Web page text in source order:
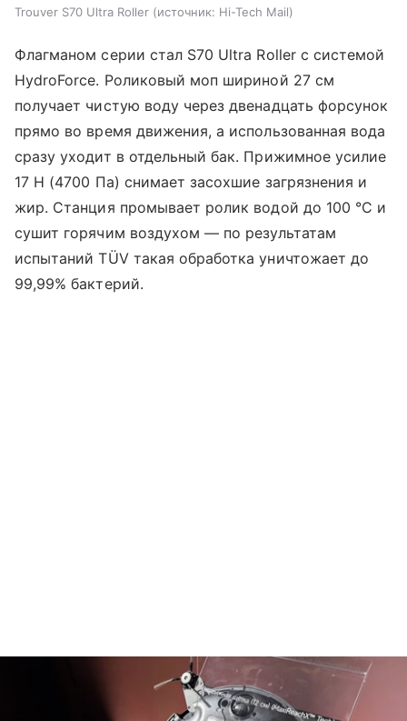
Trouver S70 Ultra Roller источник: Hi-Tech Mail
Флагманом серии стал S70 Ultra Roller с системой
HydroForce. Роликовый моп шириной 27 см
получает чистую воду через двенадцать форсунок
прямо во время движения, а использованная вода
сразу уходит в отдельный бак. Прижимное усилие
17 Н (4700 Па) снимает засохшие загрязнения и
жир. Станция промывает ролик водой до 100 °C и
сушит горячим воздухом — по результатам
испытаний TÜV такая обработка уничтожает до
99,99% бактерий.